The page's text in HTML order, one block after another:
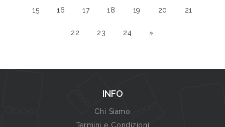
15 16 17 18 19 20 21
22 23 24 »
INFO
Chi Siamo
Termini e Condizioni